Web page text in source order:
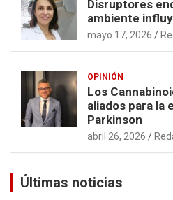
Disruptores
ambiente
mayo 17, 2026
OPINIÓN
Los
aliados para la
Parkinson
abril 26, 2026
Últimas noticias